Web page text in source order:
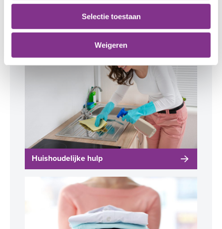
Selectie toestaan
Weigeren
Huishoudelijke hulp